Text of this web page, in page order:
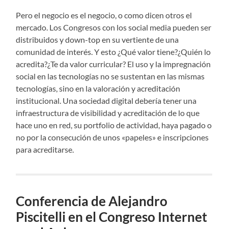
Pero el negocio es el negocio, o como dicen otros el
mercado. Los Congresos con los social media pueden ser
distribuidos y down-top en su vertiente de una
comunidad de interés. Y esto ¿Qué valor tiene?¿Quién lo
acredita?¿Te da valor curricular? El uso y la impregnación
social en las tecnologías no se sustentan en las mismas
tecnologías, sino en la valoración y acreditación
institucional. Una sociedad digital debería tener una
infraestructura de visibilidad y acreditación de lo que
hace uno en red, su portfolio de actividad, haya pagado o
no por la consecución de unos «papeles» e inscripciones
para acreditarse.
Conferencia de Alejandro
Piscitelli en el Congreso Internet